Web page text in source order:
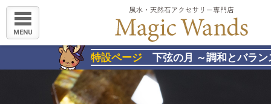
MENU
特設ページ 下弦の月 ～調和とバラン